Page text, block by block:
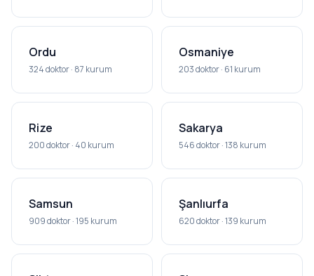
Ordu
324 doktor · 87 kurum
Osmaniye
203 doktor · 61 kurum
Rize
200 doktor · 40 kurum
Sakarya
546 doktor · 138 kurum
Samsun
909 doktor · 195 kurum
Şanlıurfa
620 doktor · 139 kurum